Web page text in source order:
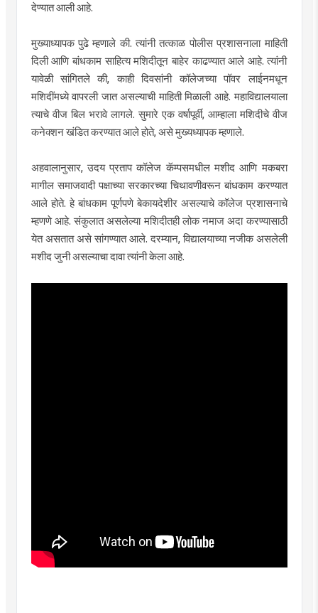
देण्यात आली आहे.
मुख्याध्यापक पुढे म्हणाले की. त्यांनी तत्काळ पोलीस प्रशासनाला माहिती
दिली आणि बांधकाम साहित्य मशिदीतून बाहेर काढण्यात आले आहे. त्यांनी
यावेळी सांगितले की, काही दिवसांनी कॉलेजच्या पॉवर लाईनमधून
मशिदींमध्ये वापरली जात असल्याची माहिती मिळाली आहे. महाविद्यालयाला
त्याचे वीज बिल भरावे लागले. सुमारे एक वर्षापूर्वी, आम्हाला मशिदीचे वीज
कनेक्शन खंडित करण्यात आले होते, असे मुख्यध्यापक म्हणाले.
अहवालानुसार, उदय प्रताप कॉलेज कॅम्पसमधील मशीद आणि मकबरा
मागील समाजवादी पक्षाच्या सरकारच्या चिथावणीवरून बांधकाम करण्यात
आले होते. हे बांधकाम पूर्णपणे बेकायदेशीर असल्याचे कॉलेज प्रशासनाचे
म्हणणे आहे. संकुलात असलेल्या मशिदीतही लोक नमाज अदा करण्यासाठी
येत असतात असे सांगण्यात आले. दरम्यान, विद्यालयाच्या नजीक असलेली
मशीद जुनी असल्याचा दावा त्यांनी केला आहे.